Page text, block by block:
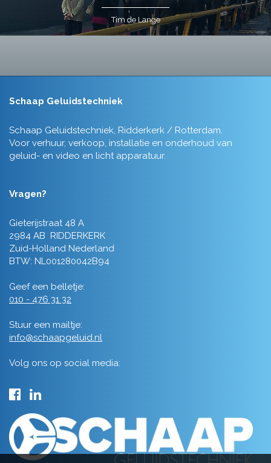
Tim de Lange
Schaap Geluidstechniek
Schaap Geluidstechniek, Ridderkerk / Rotterdam.
Voor verhuur, verkoop, installatie en onderhoud van
geluid- en video en licht apparatuur.
Vragen?
Gieterijstraat 48 A
2984 AB RIDDERKERK
Zuid-Holland Nederland
BTW: NL001280042B94
Geef een belletje:
010 - 476 31 32
Stuur een mailtje:
info@schaapgeluid.nl
Volg ons op social media: